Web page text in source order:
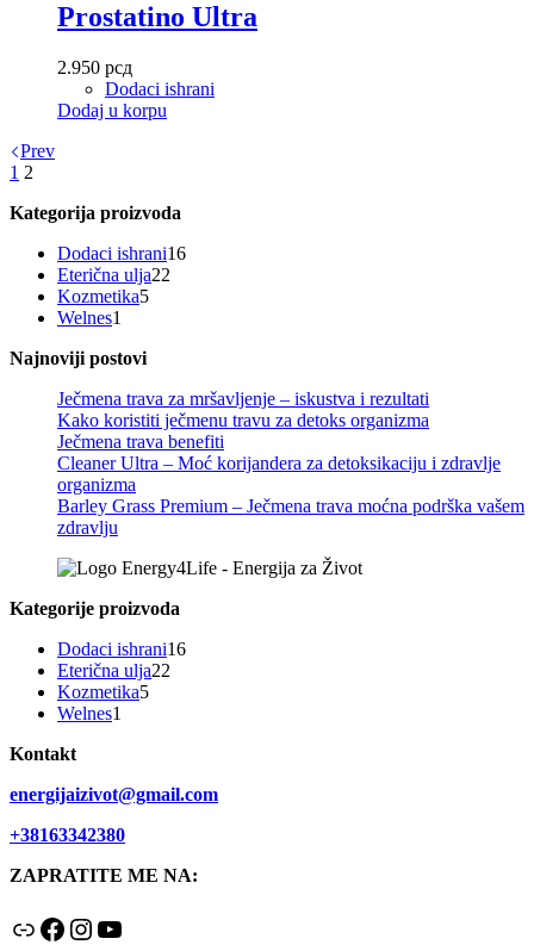
Prostatino Ultra
2.950 рсд
Dodaci ishrani
Dodaj u korpu
Prev
1 2
Kategorija proizvoda
Dodaci ishrani1616
Eterična ulja22
Kozmetika55
Welnes1
Najnoviji postovi
Ječmena trava za mršavljenje – iskustva i rezultati
Kako koristiti ječmenu travu za detoks organizma
Ječmena trava benefiti
Cleaner Ultra – Moć korijandera za detoksikaciju i zdravlje
organizma
Barley Grass Premium – Ječmena trava moćna podrška vašem
zdravlju
Kategorije proizvoda
Dodaci ishrani1616
Eterična ulja22
Kozmetika55
Welnes1
Kontakt
energijaizivot@gmail.com
+38163342380
ZAPRATITE ME NA:
LinkFacebook
Instagram
YouTube